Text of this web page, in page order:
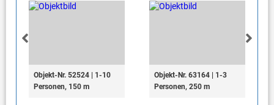
Objekt-Nr. 52524 | 1-10
Personen, 150 m
Objekt-Nr. 63164 | 1-3
Personen, 250 m